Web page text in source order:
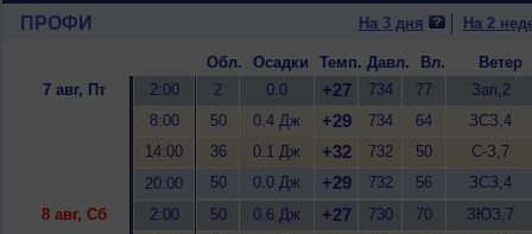
ПРОФИ На 3 дня На 2
Обл. Осадки Темп. Давл. Вл.
Ветер
7 авг, Пт
2:00 2 0.0 +27 734 77
Зап,2
8:00
50 0.4 Дж +29 734 64
ЗСЗ,4
14:00
36 0.1 Дж +32 732 50
С-З,7
20:00
50 0.0 Дж +29 732 56
ЗСЗ,4
8 авг, Сб
2:00 50 0.6 Дж +27 730 70
ЗЮЗ,7